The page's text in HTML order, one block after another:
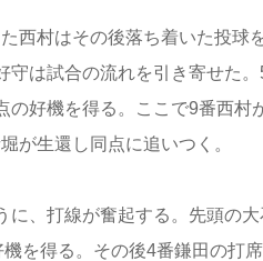
西村はその後落ち着いた投球
守は試合の流れを引き寄せた
の好機を得る。ここで9番西村
が生還し同点に追いつく。
、打線が奮起する。先頭の
を得る。その後4番鎌田の打